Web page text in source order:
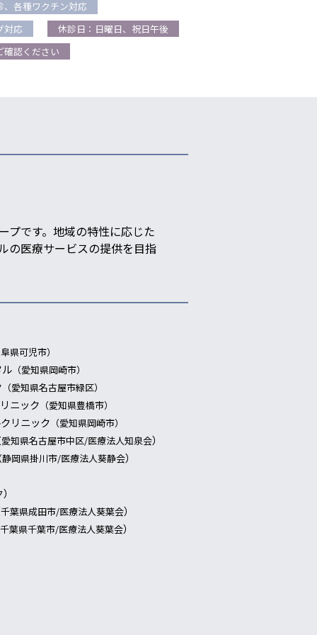
各種ワクチン対応
対応
休診日：日曜日、祝日午後
認ください
プです。地域の特性に応じた
の医療サービスの提供を目指
県可児市）
（愛知県岡崎市）
（愛知県名古屋市緑区）
ニック （愛知県豊橋市）
リニック （愛知県岡崎市）
知県名古屋市中区/医療法人知泉会）
静岡県掛川市/医療法人葵静会）
）
葉県成田市/医療法人葵葉会）
葉県千葉市/医療法人葵葉会）